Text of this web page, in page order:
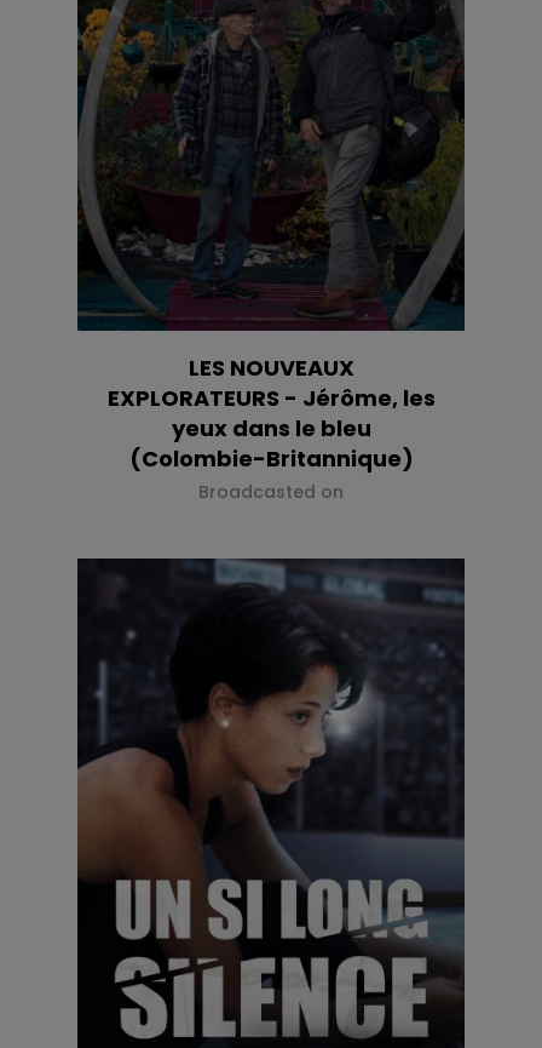
LES NOUVEAUX
EXPLORATEURS - Jérôme, les
yeux dans le bleu
(Colombie-Britannique)
Broadcasted on